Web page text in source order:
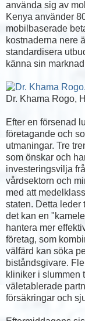
använda sig av
Kenya använder
mobilbaserade
kostnaderna nere
standardisera
känna sin
Dr. Khama Rogo,
Efter en försenad
företagande och
utmaningar. Tre
som önskar och
investeringsvilja
vårdsektorn och
med att
staten. Detta leder
det kan en
hantera mer
företag, som
välfärd kan söka
biståndsgivare.
kliniker i slummen
väletablerade
försäkringar och